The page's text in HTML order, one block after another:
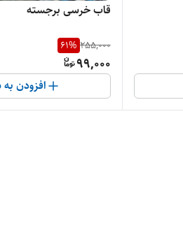
قاب خرسی برجسته
255,000
61%
99,000
افزودن